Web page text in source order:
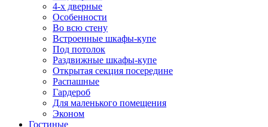
4-х дверные
Особенности
Во всю стену
Встроенные шкафы-купе
Под потолок
Раздвижные шкафы-купе
Открытая секция посередине
Распашные
Гардероб
Для маленького помещения
Эконом
Гостиные